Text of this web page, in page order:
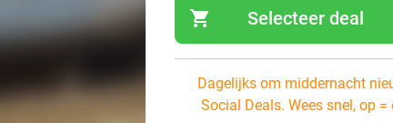
shopping_cart Selecteer deal
Dagelijks om middernacht
Social Deals. Wees snel, op =